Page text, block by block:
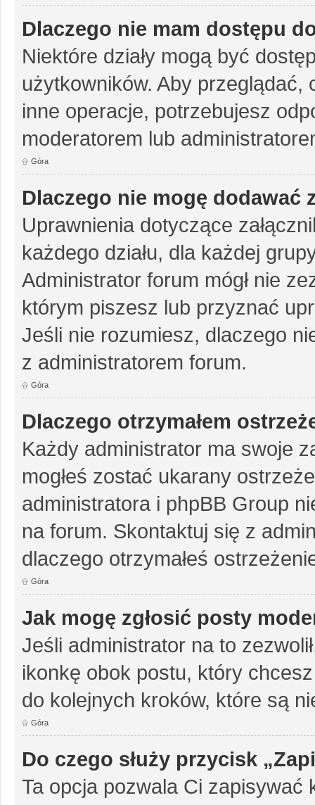
Dlaczego nie mam dostępu
Niektóre działy mogą być
użytkowników. Aby
inne operacje, potrzebujesz
moderatorem lub
Góra
Dlaczego nie mogę dodawać
Uprawnienia dotyczące
każdego działu, dla każdej
Administrator forum mógł nie
którym piszesz lub przyznać
Jeśli nie rozumiesz, dlaczego
z administratorem forum.
Góra
Dlaczego otrzymałem
Każdy administrator ma swoje
mogłeś zostać ukarany
administratora i phpBB Group
na forum. Skontaktuj się z
dlaczego otrzymałeś
Góra
Jak mogę zgłosić posty
Jeśli administrator na to
ikonkę obok postu, który
do kolejnych kroków, które są
Góra
Do czego służy przycisk
Ta opcja pozwala Ci zapisywać